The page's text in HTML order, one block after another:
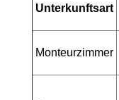
Unterkunftsart
Monteurzimmer